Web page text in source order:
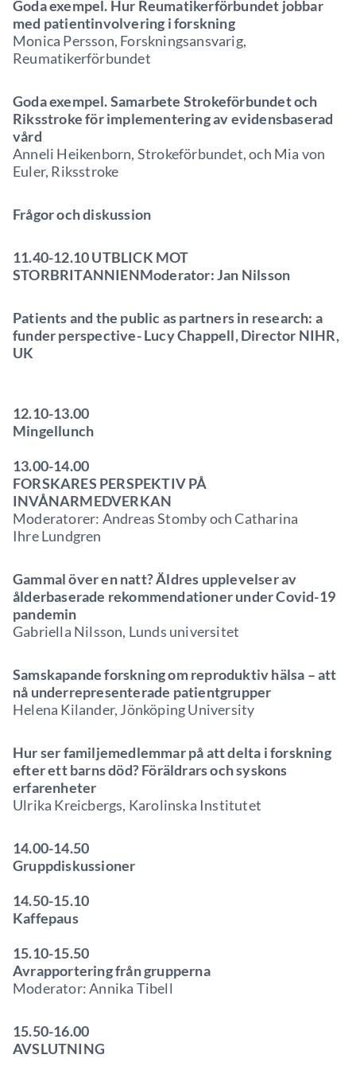
Goda exempel. Hur Reumatikerförbundet jobbar
med patientinvolvering i forskning
Monica Persson, Forskningsansvarig,
Reumatikerförbundet
Goda exempel. Samarbete Strokeförbundet och
Riksstroke för implementering av evidensbaserad
vård
Anneli Heikenborn, Strokeförbundet, och Mia von
Euler, Riksstroke
Frågor och diskussion
11.40-12.10 UTBLICK MOT
STORBRITANNIENModerator: Jan Nilsson
Patients and the public as partners in research: a
funder perspective- Lucy Chappell, Director NIHR,
UK
12.10-13.00
Mingellunch
13.00-14.00
FORSKARES PERSPEKTIV PÅ
INVÅNARMEDVERKAN
Moderatorer: Andreas Stomby och Catharina
Ihre Lundgren
Gammal över en natt? Äldres upplevelser av
ålderbaserade rekommendationer under Covid-19
pandemin
Gabriella Nilsson, Lunds universitet
Samskapande forskning om reproduktiv hälsa – att
nå underrepresenterade patientgrupper
Helena Kilander, Jönköping University
Hur ser familjemedlemmar på att delta i forskning
efter ett barns död? Föräldrars och syskons
erfarenheter
Ulrika Kreicbergs, Karolinska Institutet
14.00-14.50
Gruppdiskussioner
14.50-15.10
Kaffepaus
15.10-15.50
Avrapportering från grupperna
Moderator: Annika Tibell
15.50-16.00
AVSLUTNING